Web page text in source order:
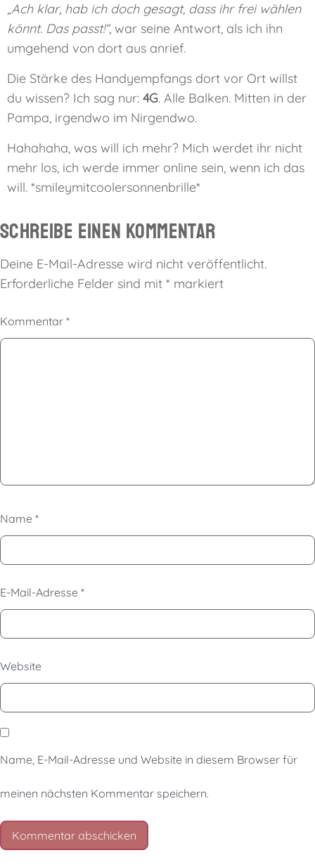
„Ach klar, hab ich doch gesagt, dass ihr frei wählen
könnt. Das passt!“, war seine Antwort, als ich ihn
umgehend von dort aus anrief.
Die Stärke des Handyempfangs dort vor Ort willst
du wissen? Ich sag nur: 4G. Alle Balken. Mitten in der
Pampa, irgendwo im Nirgendwo.
Hahahaha, was will ich mehr? Mich werdet ihr nicht
mehr los, ich werde immer online sein, wenn ich das
will. *smileymitcoolersonnenbrille*
Schreibe einen Kommentar
Deine E-Mail-Adresse wird nicht veröffentlicht.
Erforderliche Felder sind mit * markiert
Kommentar *
Name *
E-Mail-Adresse *
Website
Name, E-Mail-Adresse und Website in diesem Browser für
meinen nächsten Kommentar speichern.